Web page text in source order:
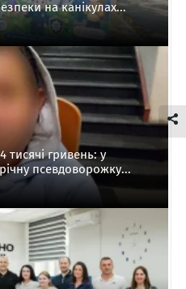
на канікулах...
тисячі гривень: у
псевдоворожку...